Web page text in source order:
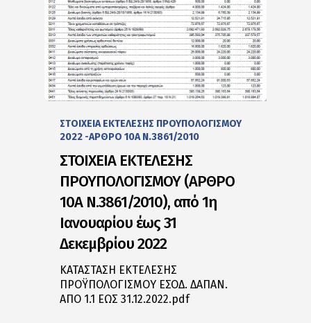
ΣΤΟΙΧΕΙΑ ΕΚΤΕΛΕΣΗΣ ΠΡΟΥΠΟΛΟΓΙΣΜΟΥ
2022 -ΑΡΘΡΟ 10Α Ν.3861/2010
ΣΤΟΙΧΕΙΑ ΕΚΤΕΛΕΣΗΣ
ΠΡΟΥΠΟΛΟΓΙΣΜΟΥ (ΑΡΘΡΟ
10Α Ν.3861/2010), από 1η
Ιανουαρίου έως 31
Δεκεμβρίου 2022
ΚΑΤΑΣΤΑΣΗ ΕΚΤΕΛΕΣΗΣ
ΠΡΟΫΠΟΛΟΓΙΣΜΟΥ ΕΣΟΔ. ΔΑΠΑΝ.
ΑΠΟ 1.1 ΕΩΣ 31.12.2022.pdf